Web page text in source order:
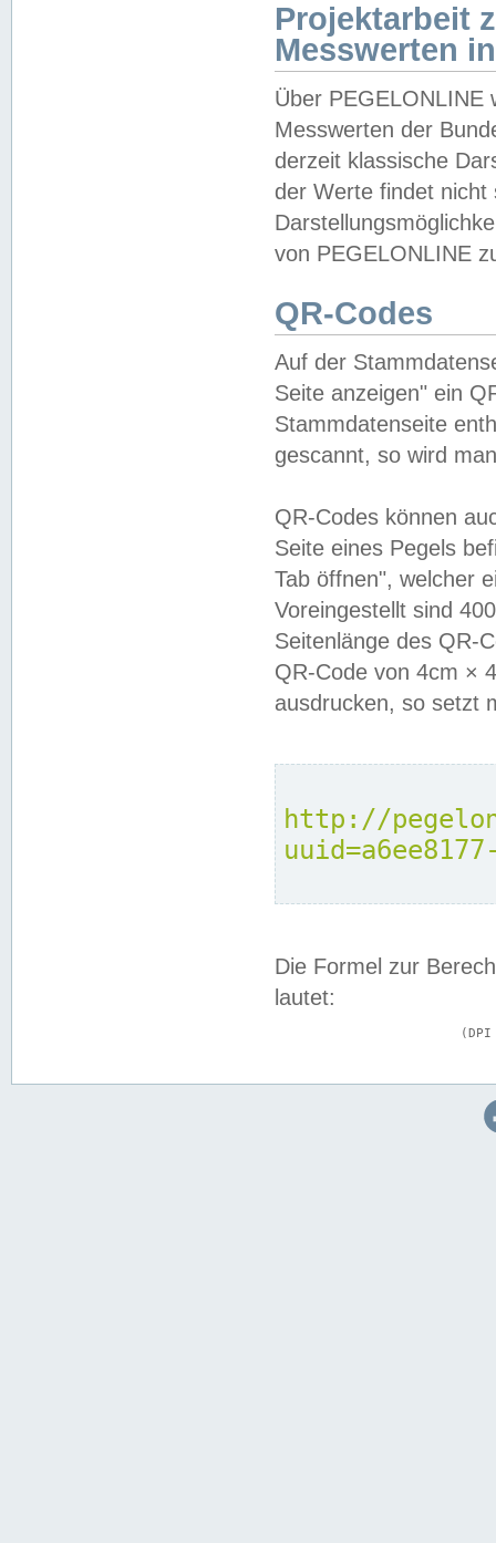
Projektarbeit
Messwerten
Über PEGELONLINE
Messwerten der
derzeit klassische
der Werte findet
von PEGELONLINE
QR-Codes
Auf der
Seite anzeigen" ein
Stammdatenseite
gescannt, so wird
QR-Codes können
Seite eines Pegels
Tab öffnen", welcher
Voreingestellt sind
Seitenlänge des QR-
QR-Code von 4cm ×
ausdrucken, so setzt
http://
Die Formel zur
lautet: